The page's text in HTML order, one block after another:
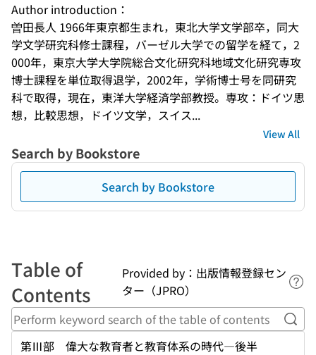
Author introduction：
曽田長人 1966年東京都生まれ，東北大学文学部卒，同大
学文学研究科修士課程，バーゼル大学での留学を経て，2
000年，東京大学大学院総合文化研究科地域文化研究専攻
博士課程を単位取得退学，2002年，学術博士号を同研究
科で取得，現在，東洋大学経済学部教授。専攻：ドイツ思
想，比較思想，ドイツ文学，スイス...
View All
Search by Bookstore
Search by Bookstore
Table of
Contents
Provided by：出版情報登録セン
ター（JPRO）
第Ⅲ部 偉大な教育者と教育体系の時代―後半